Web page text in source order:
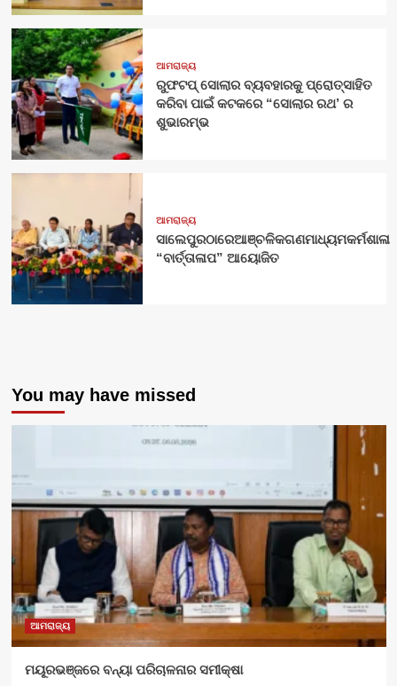
ଆମରାଜ୍ୟ
ରୁଫଟପ୍ ସୋଲାର ବ୍ୟବହାରକୁ ପ୍ରୋତ୍ସାହିତ
କରିବା ପାଇଁ କଟକରେ “ସୋଲାର ରଥ’ ର
ଶୁଭାରମ୍ଭ
ଆମରାଜ୍ୟ
ସାଲେପୁରଠାରେଆଞ୍ଚଳିକଗଣମାଧ୍ୟମକର୍ମଶାଳା
“ବାର୍ତ୍ତାଳାପ” ଆୟୋଜିତ
You may have missed
ଆମରାଜ୍ୟ
ମୟୂରଭଞ୍ଜରେ ବନ୍ୟା ପରିଚାଳନାର ସମୀକ୍ଷା